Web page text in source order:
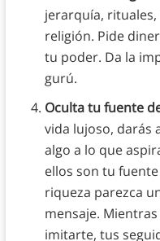
jerarquía,
religión. Pide
tu poder. Da la
gurú.
Oculta tu fuente
vida lujoso, darás
algo a lo que
ellos son tu
riqueza parezca
mensaje.
imitarte, tus